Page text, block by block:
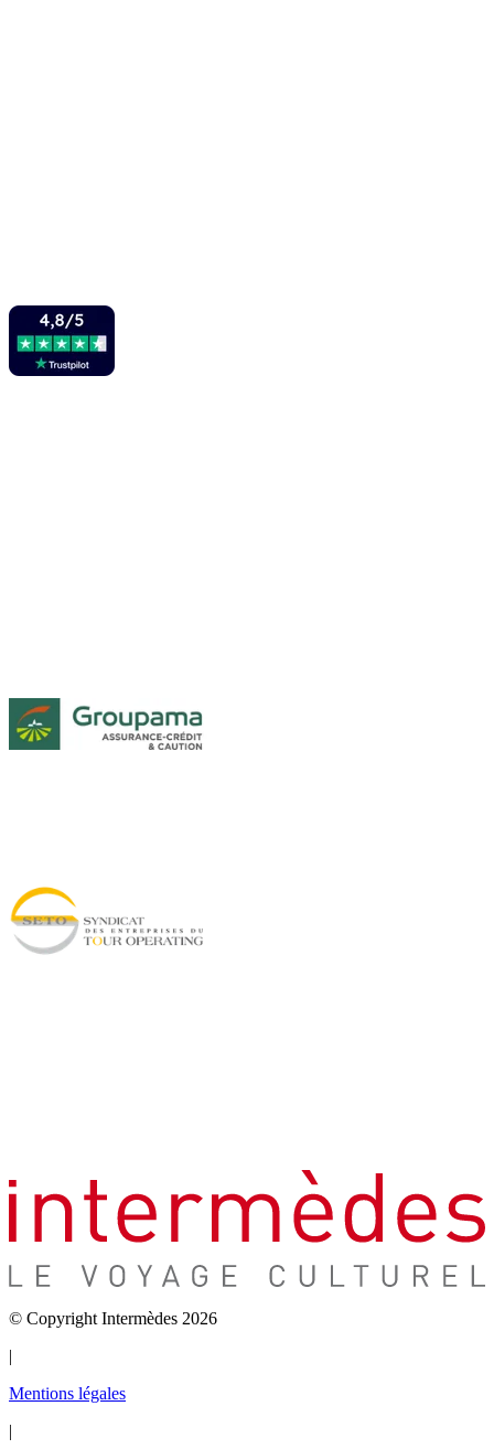
© Copyright Intermèdes 2026
|
Mentions légales
|